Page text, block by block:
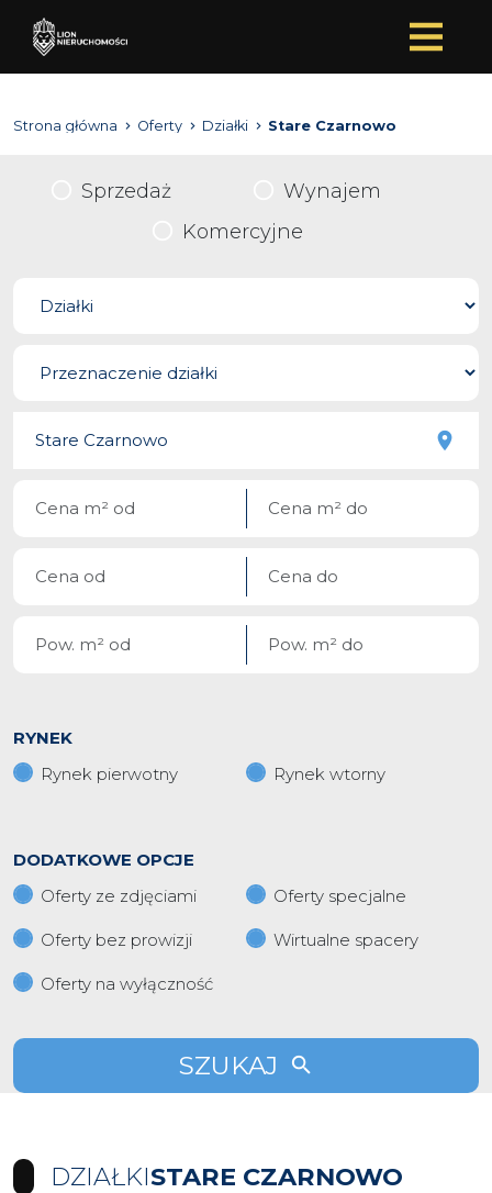
Strona główna Oferty Działki Stare Czarnowo
Sprzedaż
Wynajem
Komercyjne
RYNEK
Rynek pierwotny
Rynek wtorny
DODATKOWE OPCJE
Oferty ze zdjęciami
Oferty specjalne
Oferty bez prowizji Wirtualne spacery
Oferty na wyłączność
SZUKAJ
DZIAŁKISTARE CZARNOWO